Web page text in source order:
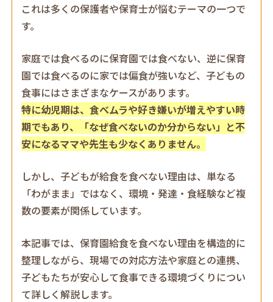
これは多くの保護者や保育士が悩むテーマの一つで
す。
家庭では食べるのに保育園では食べない、逆に保育
園では食べるのに家では偏食が強いなど、子どもの
食事にはさまざまなケースがあります。
特に幼児期は、食べムラや好き嫌いが増えやすい時
期でもあり、「なぜ食べないのか分からない」と不
安になるママや先生も少なくありません。
しかし、子どもが給食を食べない理由は、単なる
「わがまま」ではなく、環境・発達・食経験など複
数の要素が関係しています。
本記事では、保育園給食を食べない理由を構造的に
整理しながら、現場での対応方法や家庭との連携、
子どもたちが安心して食事できる環境づくりについ
て詳しく解説します。